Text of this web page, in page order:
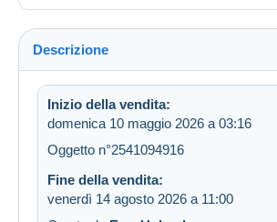
Descrizione
Inizio della vendita:
domenica 10 maggio 2026 a 03:16
Oggetto n°2541094916
Fine della vendita:
venerdì 14 agosto 2026 a 11:00